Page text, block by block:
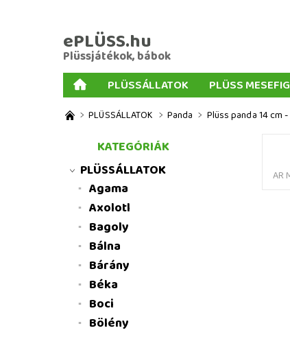
ePLÜSS.hu
Plüssjátékok, bábok
PLÜSSÁLLATOK PLÜSS
AJÁNDÉKOK PLÜSSÖKHÖZ
MENNYISÉGI KEDVEZMÉNYEK
ÜZLETI
PLÜSSÁLLATOK Panda Plüss panda 14 cm
AR
KATEGÓRIÁK
PLÜSSÁLLATOK
Agama
Axolotl
Bagoly
Bálna
Bárány
Béka
Boci
Bölény